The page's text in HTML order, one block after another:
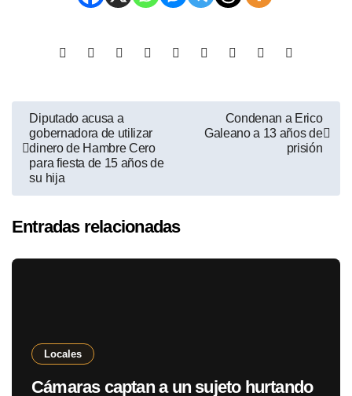
Diputado acusa a
gobernadora de utilizar
dinero de Hambre Cero
para fiesta de 15 años de
su hija
Condenan a Erico
Galeano a 13 años de
prisión
Entradas relacionadas
Locales
Cámaras captan a un sujeto hurtando